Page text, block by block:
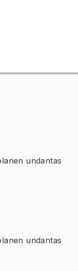
undantas
undantas